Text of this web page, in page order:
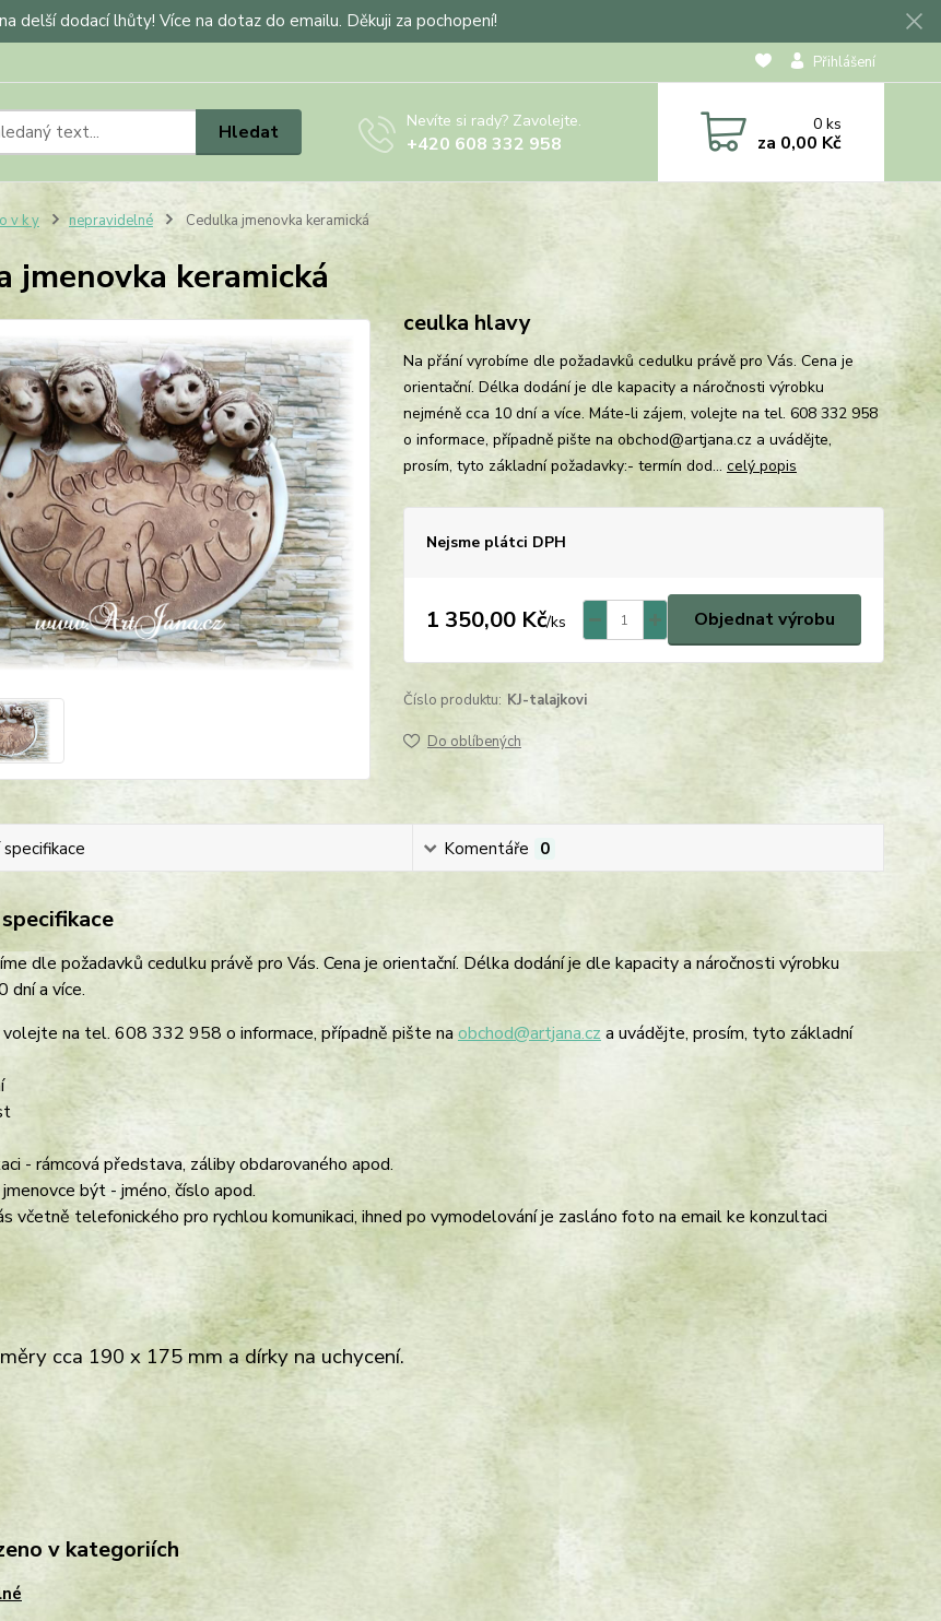
delší dodací lhůty! Více na dotaz do emailu. Děkuji za pochopení!
Přihlášení
Hledat Nevíte si rady? Zavolejte.
+420 608 332 958
0ks
za 0,00 Kč
v k y nepravidelné Cedulka jmenovka keramická
jmenovka keramická
ceulka hlavy
Na přání vyrobíme dle požadavků cedulku právě pro Vás. Cena je
orientační. Délka dodání je dle kapacity a náročnosti výrobku
nejméně cca 10 dní a více. Máte-li zájem, volejte na tel. 608 332 958
o informace, případně pište na obchod@artjana.cz a uvádějte,
prosím, tyto základní požadavky:- termín dod... celý popis
Nejsme plátci DPH
1 350,00 Kč/ks Objednat výrobu
Číslo produktu: KJ-talajkovi
Do oblíbených
Komentáře 0
dle požadavků cedulku právě pro Vás. Cena je orientační. Délka dodání je dle kapacity a náročnosti výrobku
dní a více.
na tel. 608 332 958 o informace, případně pište na obchod@artjana.cza uvádějte, prosím, tyto základní
- rámcová představa, záliby obdarovaného apod.
být - jméno, číslo apod.
včetně telefonického pro rychlou komunikaci, ihned po vymodelování je zasláno foto na email ke konzultaci
cca 190 x 175 mm a dírky na uchycení.
v kategoriích